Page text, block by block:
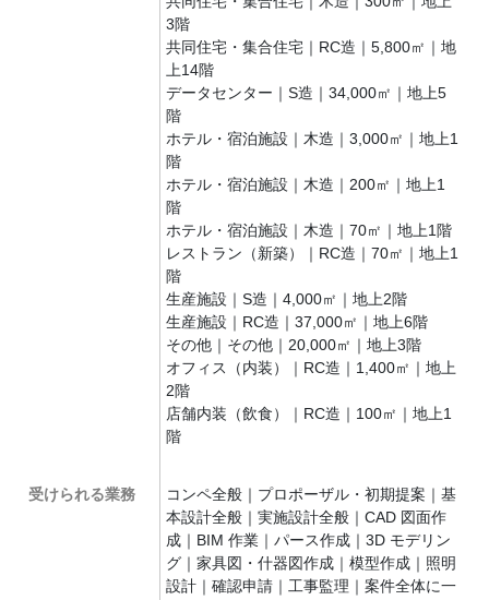
3階
共同住宅・集合住宅｜RC造｜5,800㎡｜地
上14階
データセンター｜S造｜34,000㎡｜地上5
階
ホテル・宿泊施設｜木造｜3,000㎡｜地上1
階
ホテル・宿泊施設｜木造｜200㎡｜地上1
階
ホテル・宿泊施設｜木造｜70㎡｜地上1階
レストラン（新築）｜RC造｜70㎡｜地上1
階
生産施設｜S造｜4,000㎡｜地上2階
生産施設｜RC造｜37,000㎡｜地上6階
その他｜その他｜20,000㎡｜地上3階
オフィス（内装）｜RC造｜1,400㎡｜地上
2階
店舗内装（飲食）｜RC造｜100㎡｜地上1
階
受けられる業務
コンペ全般｜プロポーザル・初期提案｜基
本設計全般｜実施設計全般｜CAD 図面作
成｜BIM 作業｜パース作成｜3D モデリン
グ｜家具図・什器図作成｜模型作成｜照明
設計｜確認申請｜工事監理｜案件全体に一